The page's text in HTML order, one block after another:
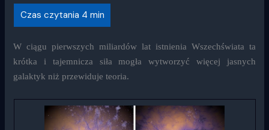
W ciągu pierwszych miliardów lat istnienia Wszechświata ta
krótka i tajemnicza siła mogła wytworzyć więcej jasnych
galaktyk niż przewiduje teoria.